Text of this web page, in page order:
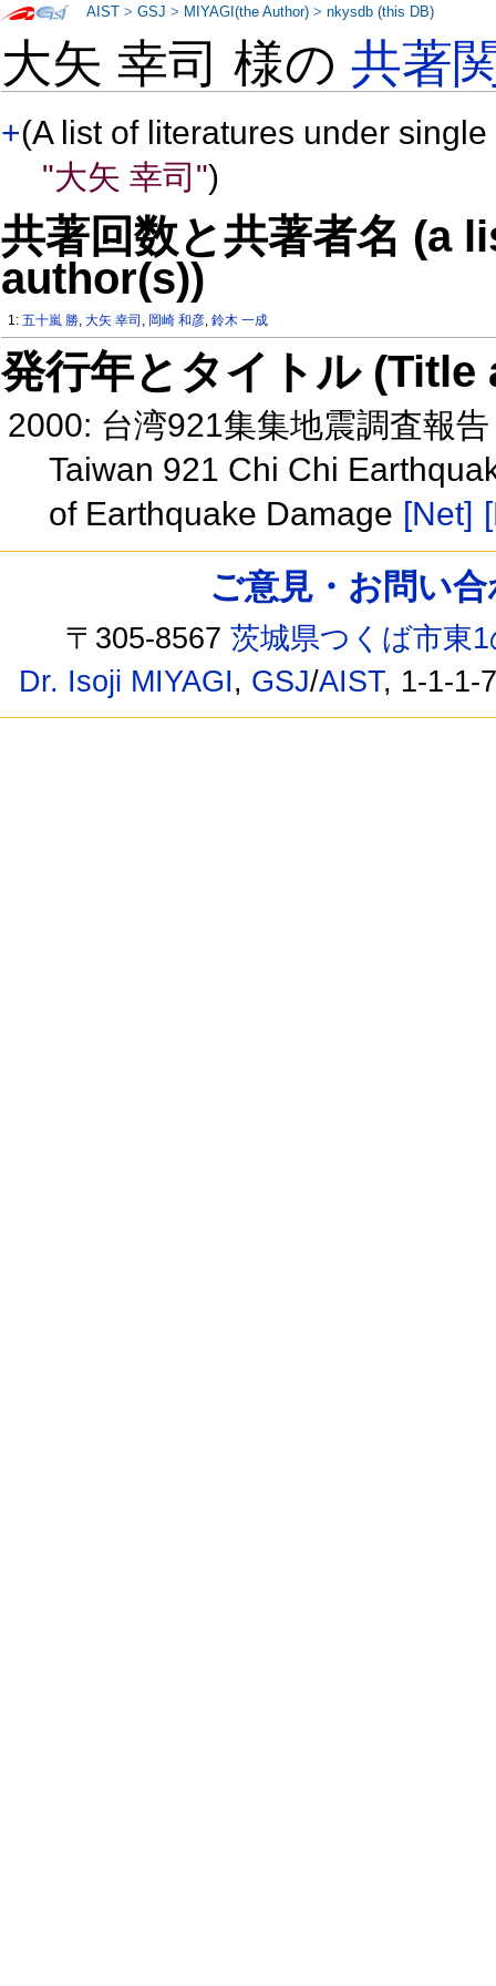
大矢 幸司 様の共著
+(A list of literatures under
"大矢 幸司")
共著回数と共著者名 (a
author(s))
1:五十嵐 勝,大矢 幸司 , 岡崎 和彦,鈴木 一成
発行年とタイトル
2000: 台湾921集集地震調査報
Taiwan 921 Chi Chi
of Earthquake Damage [Net]
AIST >GSJ > MIYAGI(the Author) >nkysdb (this DB)
ご意見・お問い
〒305-8567茨城県つくば市東
Dr. Isoji MIYAGI, GSJ/AIST, 1-1-1-